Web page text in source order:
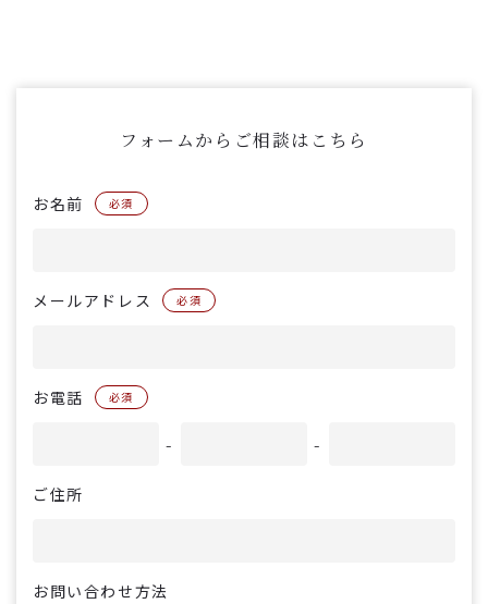
フォームからご相談はこちら
お名前 必須
メールアドレス 必須
お電話 必須
- -
ご住所
お問い合わせ方法